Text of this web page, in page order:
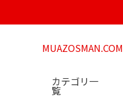
MUAZOSMAN.COM
カテゴリ一
覧